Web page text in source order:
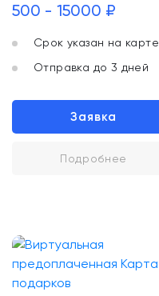
500 - 15000 ₽
Срок указан на карте
Отправка до 3 дней
Заявка
Подробнее